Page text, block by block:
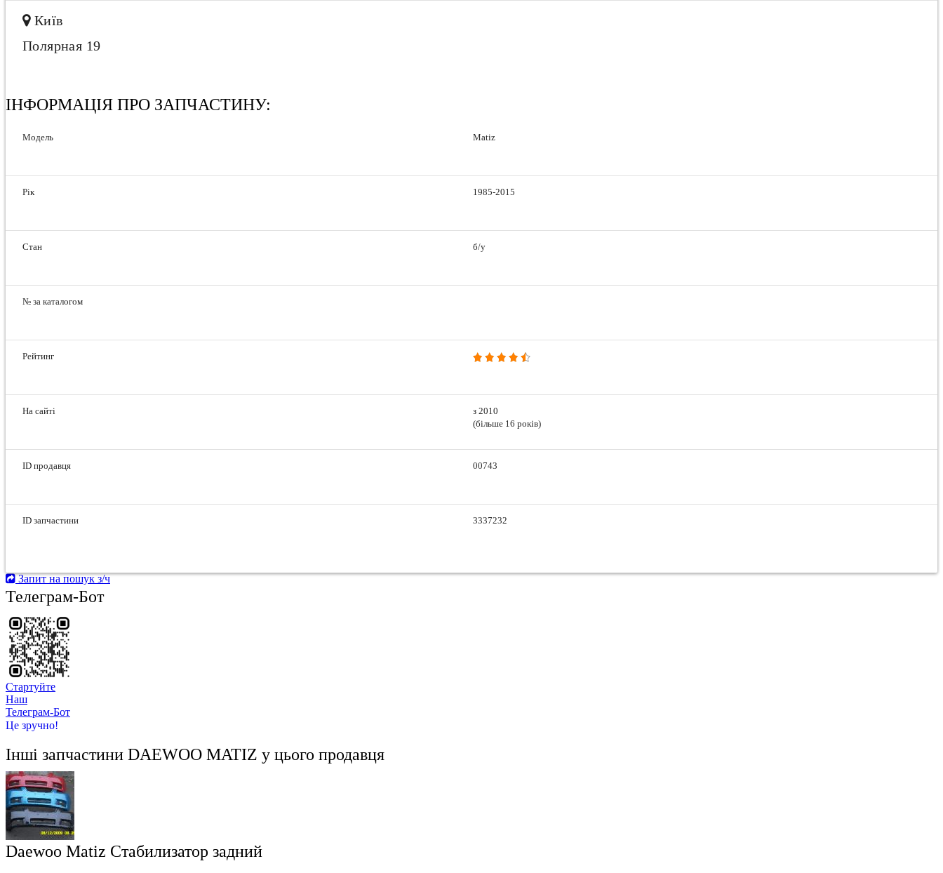
Київ
Полярная 19
ІНФОРМАЦІЯ ПРО ЗАПЧАСТИНУ:
Модель Matiz
Рік 1985-2015
Стан б/у
№ за каталогом
Рейтинг
На сайті
з 2010
(більше 16 років)
ID продавця 00743
ID запчастини 3337232
Запит на пошук з/ч
Телеграм-Бот
Стартуйте
Hаш
Телеграм-Бот
Це зручно!
Інші запчастини DAEWOO MATIZ у цього продавця
Daewoo Matiz Стабилизатор задний